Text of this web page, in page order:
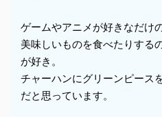
ゲームやアニメが好きなだけ
美味しいものを食べたりする
が好き。
チャーハンにグリーンピース
だと思っています。